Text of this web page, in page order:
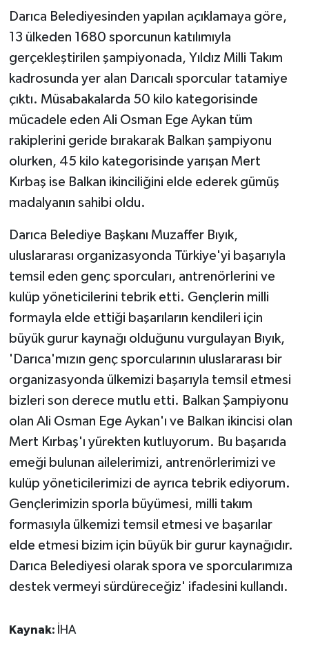
Darıca Belediyesinden yapılan açıklamaya göre,
13 ülkeden 1680 sporcunun katılımıyla
gerçekleştirilen şampiyonada, Yıldız Milli Takım
kadrosunda yer alan Darıcalı sporcular tatamiye
çıktı. Müsabakalarda 50 kilo kategorisinde
mücadele eden Ali Osman Ege Aykan tüm
rakiplerini geride bırakarak Balkan şampiyonu
olurken, 45 kilo kategorisinde yarışan Mert
Kırbaş ise Balkan ikinciliğini elde ederek gümüş
madalyanın sahibi oldu.
Darıca Belediye Başkanı Muzaffer Bıyık,
uluslararası organizasyonda Türkiye'yi başarıyla
temsil eden genç sporcuları, antrenörlerini ve
kulüp yöneticilerini tebrik etti. Gençlerin milli
formayla elde ettiği başarıların kendileri için
büyük gurur kaynağı olduğunu vurgulayan Bıyık,
'Darıca'mızın genç sporcularının uluslararası bir
organizasyonda ülkemizi başarıyla temsil etmesi
bizleri son derece mutlu etti. Balkan Şampiyonu
olan Ali Osman Ege Aykan'ı ve Balkan ikincisi olan
Mert Kırbaş'ı yürekten kutluyorum. Bu başarıda
emeği bulunan ailelerimizi, antrenörlerimizi ve
kulüp yöneticilerimizi de ayrıca tebrik ediyorum.
Gençlerimizin sporla büyümesi, milli takım
formasıyla ülkemizi temsil etmesi ve başarılar
elde etmesi bizim için büyük bir gurur kaynağıdır.
Darıca Belediyesi olarak spora ve sporcularımıza
destek vermeyi sürdüreceğiz' ifadesini kullandı.
Kaynak: İHA
İş Dünyası
Jandarma
Kadın
MAGAZİN
Otomobil
POLİTİKA
Sağlık
SİYASET
SPOR HABERLERİ
TEKNOLOJİ
ÜLKE GÜNDEMİ
YAŞAM
YEREL
Yerel Haberler